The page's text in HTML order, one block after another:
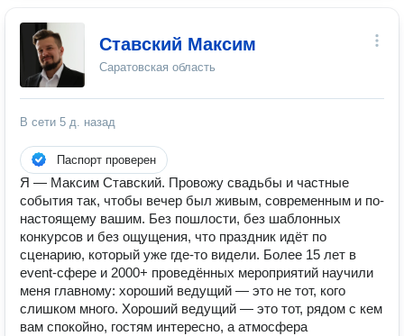
Ставский Максим
Саратовская область
В сети 5 д. назад
Паспорт проверен
Я — Максим Ставский. Провожу свадьбы и частные
события так, чтобы вечер был живым, современным и по-
настоящему вашим. Без пошлости, без шаблонных
конкурсов и без ощущения, что праздник идёт по
сценарию, который уже где-то видели. Более 15 лет в
event-сфере и 2000+ проведённых мероприятий научили
меня главному: хороший ведущий — это не тот, кого
слишком много. Хороший ведущий — это тот, рядом с кем
вам спокойно, гостям интересно, а атмосфера